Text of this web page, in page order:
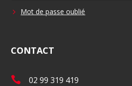
Mot de passe oublié
CONTACT
T
02 99 319 419